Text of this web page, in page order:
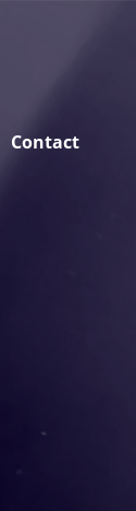
Contact